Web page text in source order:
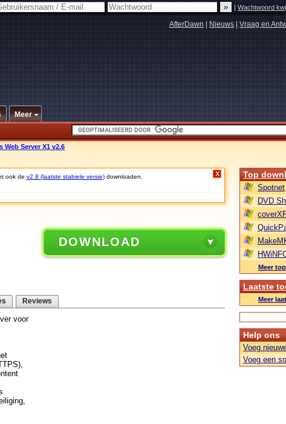
|Wachtwoord
AfterDawn Nieuws Vraag en
Meer
Web Server X1 v2.6
ook de v2.8 (laatste stabiele versie) downloaden. X
DOWNLOAD
Reviews
voor
Top
Spotnet
DVD
Meer
Laatste
Meer
Help ons
Voeg
Voeg een